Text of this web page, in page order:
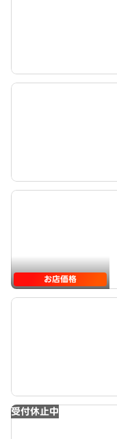
お店価格
受付休止中